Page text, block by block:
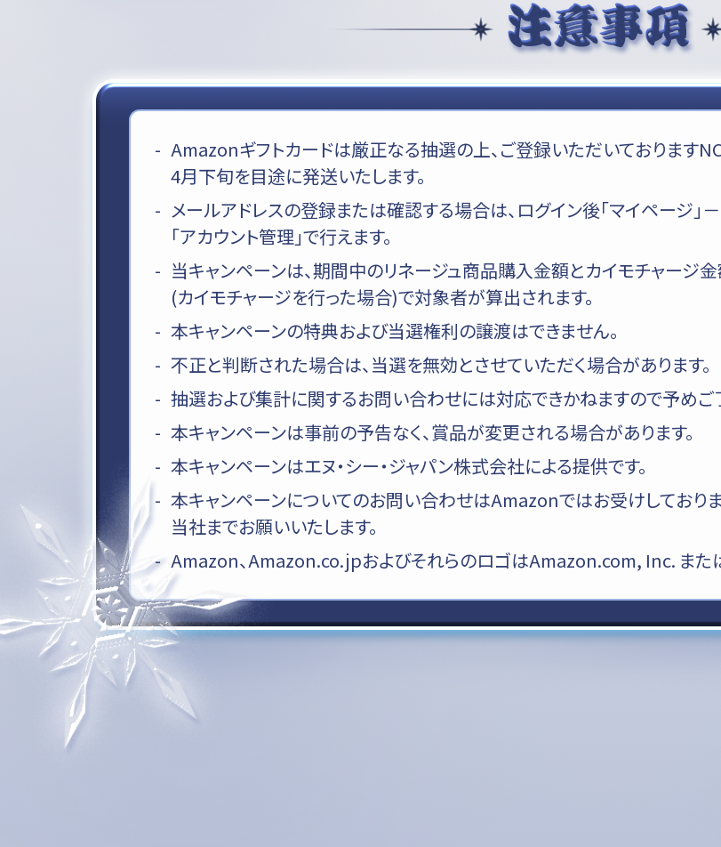
Amazonギフトカードは厳正なる抽選の上、ご登録いただいております
4月下旬を目途に発送いたします。
メールアドレスの登録または確認する場合は、ログイン後「マイページ」－
「アカウント管理」で行えます。
当キャンペーンは、期間中のリネージュ商品購入金額とカイモチャージ
(カイモチャージを行った場合)で対象者が算出されます。
本キャンペーンの特典および当選権利の譲渡はできません。
不正と判断された場合は、当選を無効とさせていただく場合があります。
抽選および集計に関するお問い合わせには対応できかねますので予めご
本キャンペーンは事前の予告なく、賞品が変更される場合があります。
本キャンペーンはエヌ・シー・ジャパン株式会社による提供です。
本キャンペーンについてのお問い合わせはAmazonではお受けしておりま
当社までお願いいたします。
Amazon、Amazon.co.jpおよびそれらのロゴはAmazon.com, Inc. また